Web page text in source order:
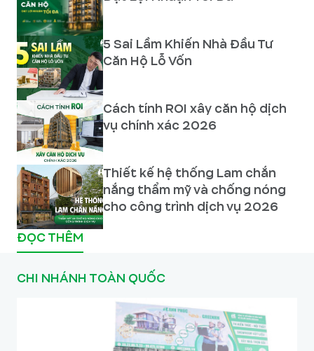
5 Sai Lầm Khiến Nhà Đầu Tư
Căn Hộ Lỗ Vốn
Cách tính ROI xây căn hộ dịch
vụ chính xác 2026
Thiết kế hệ thống Lam chắn
nắng thẩm mỹ và chống nóng
cho công trình dịch vụ 2026
ĐỌC THÊM
CHI NHÁNH TOÀN QUỐC